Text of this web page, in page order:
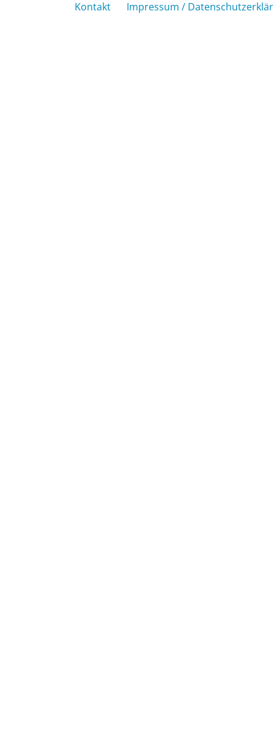
Kontakt Impressum /